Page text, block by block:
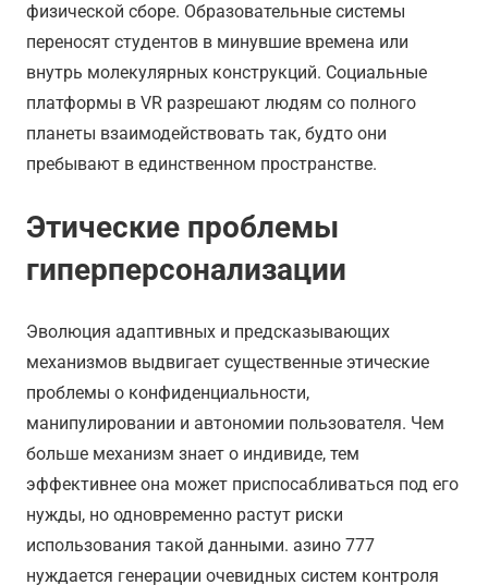
физической сборе. Образовательные системы
переносят студентов в минувшие времена или
внутрь молекулярных конструкций. Социальные
платформы в VR разрешают людям со полного
планеты взаимодействовать так, будто они
пребывают в единственном пространстве.
Этические проблемы
гиперперсонализации
Эволюция адаптивных и предсказывающих
механизмов выдвигает существенные этические
проблемы о конфиденциальности,
манипулировании и автономии пользователя. Чем
больше механизм знает о индивиде, тем
эффективнее она может приспосабливаться под его
нужды, но одновременно растут риски
использования такой данными. азино 777
нуждается генерации очевидных систем контроля